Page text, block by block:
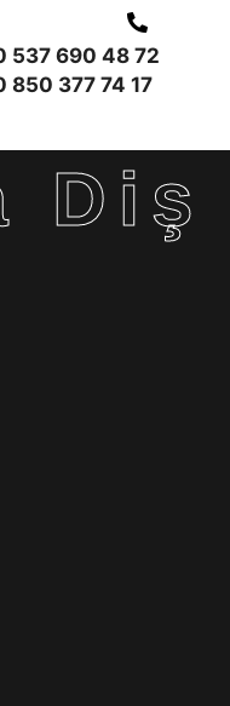
537 690 48 72
850 377 74 17
Diş